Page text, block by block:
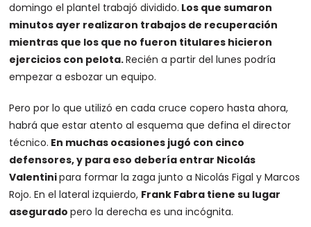
domingo el plantel trabajó dividido. Los que sumaron
minutos ayer realizaron trabajos de recuperación
mientras que los que no fueron titulares hicieron
ejercicios con pelota.Recién a partir del lunes podría
empezar a esbozar un equipo.
Pero por lo que utilizó en cada cruce copero hasta ahora,
habrá que estar atento al esquema que defina el director
técnico. En muchas ocasiones jugó con cinco
defensores, y para eso debería entrar Nicolás
Valentinipara formar la zaga junto a Nicolás Figal y Marcos
Rojo. En el lateral izquierdo, Frank Fabra tiene su lugar
aseguradopero la derecha es una incógnita.